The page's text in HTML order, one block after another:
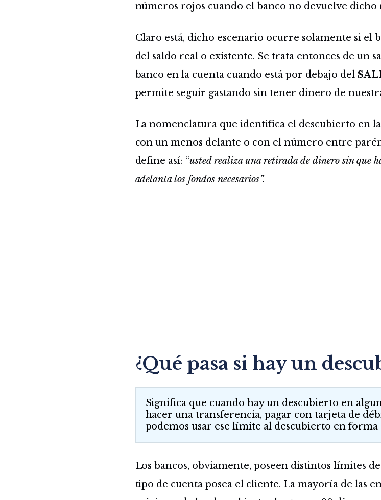
números rojos cuando el banco no devuelve dicho
Claro está, dicho escenario ocurre solamente si el
del saldo real o existente. Se trata entonces de un
banco en la cuenta cuando está por debajo del
permite seguir gastando sin tener dinero de
La nomenclatura que identifica el descubierto en
con un menos delante o con el número entre
define así: “usted realiza una retirada de dinero sin que
adelanta los fondos necesarios”.
¿Qué pasa si hay un
Significa que cuando hay un descubierto en
hacer una transferencia, pagar con tarjeta de
podemos usar ese límite al descubierto en forma
Los bancos, obviamente, poseen distintos límites
tipo de cuenta posea el cliente. La mayoría de las